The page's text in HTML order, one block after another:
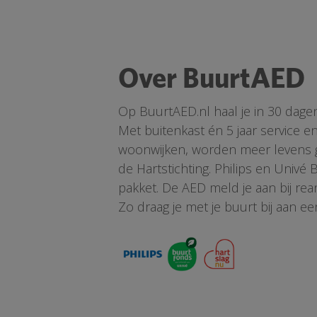
Over BuurtAED
Op BuurtAED.nl haal je in 30
Met buitenkast én 5 jaar service
woonwijken, worden meer levens
de Hartstichting. Philips en Univé
pakket. De AED meld je aan bij
Zo draag je met je buurt bij aan